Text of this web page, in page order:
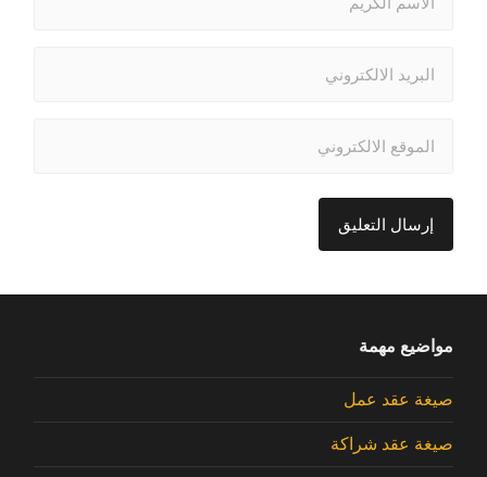
مواضيع مهمة
صيغة عقد عمل
صيغة عقد شراكة